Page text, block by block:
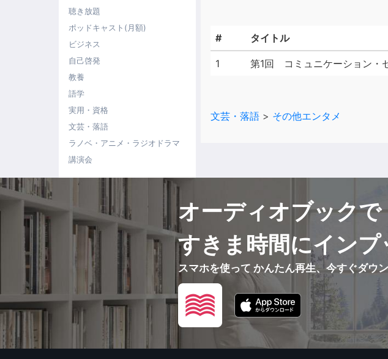
聴き放題
ポッドキャスト(月額)
ビジネス
自己啓発
教養
語学
実用・資格
文芸・落語
ラノベ・アニメ・ラジオドラマ
講演会
# タイトル
1 第1回 コミュニケーション・
文芸・落語 > その他エンタメ
オーディオブックで
すきま時間にインプ
スマホを使って かんたん再生、今すぐダウ